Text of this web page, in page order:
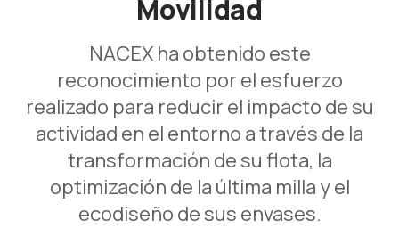
Movilidad
NACEX ha obtenido este
reconocimiento por el esfuerzo
realizado para reducir el impacto de su
actividad en el entorno a través de la
transformación de su flota, la
optimización de la última milla y el
ecodiseño de sus envases.